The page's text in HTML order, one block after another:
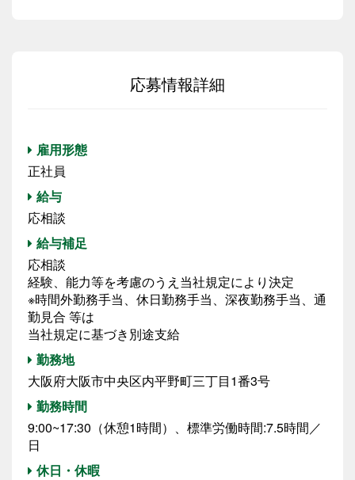
応募情報詳細
雇用形態
正社員
給与
応相談
給与補足
応相談
経験、能力等を考慮のうえ当社規定により決定
※時間外勤務手当、休日勤務手当、深夜勤務手当、通
勤見合 等は
当社規定に基づき別途支給
勤務地
大阪府大阪市中央区内平野町三丁目1番3号
勤務時間
9:00~17:30（休憩1時間）、標準労働時間:7.5時間／
日
休日・休暇